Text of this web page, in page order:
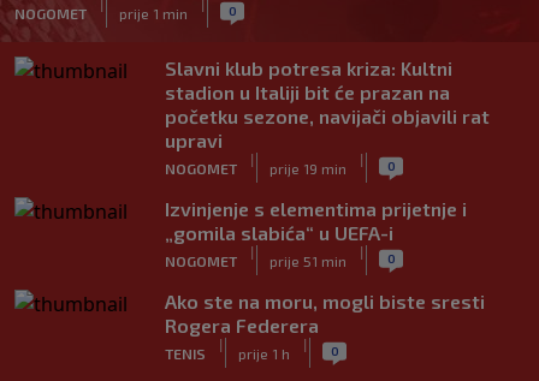
NOGOMET
|
prije 1 min
| 0
Slavni klub potresa kriza: Kultni
stadion u Italiji bit će prazan na
početku sezone, navijači objavili rat
upravi
NOGOMET
|
prije 19 min
| 0
Izvinjenje s elementima prijetnje i
„gomila slabića“ u UEFA-i
NOGOMET
|
prije 51 min
| 0
Ako ste na moru, mogli biste sresti
Rogera Federera
TENIS
|
prije 1 h
| 0